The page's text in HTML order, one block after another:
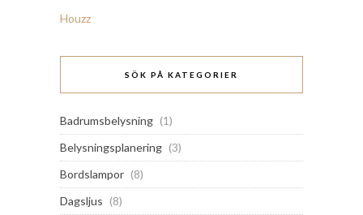
Houzz
SÖK PÅ KATEGORIER
Badrumsbelysning (1)
Belysningsplanering (3)
Bordslampor (8)
Dagsljus (8)